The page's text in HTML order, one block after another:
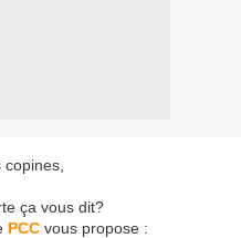
ça vous dit?
PCC vous propose :